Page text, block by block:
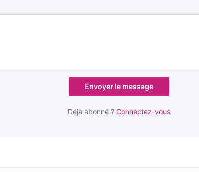
Envoyer le message
Déjà abonné ? Connectez-vous